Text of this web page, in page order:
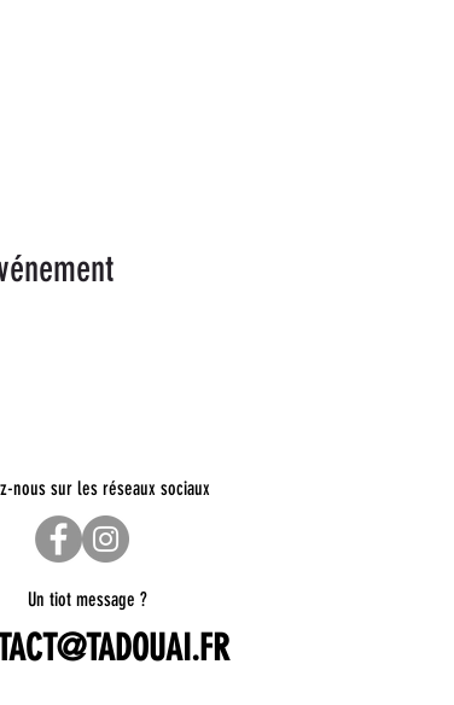
nous sur les réseaux sociaux
Un tiot message ?